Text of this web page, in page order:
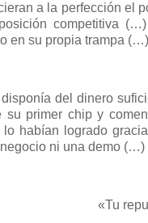
a la perfección el
competitiva
en su propia trampa (…)
del dinero
su primer chip y
habían logrado
ni una demo (…)
«Tu